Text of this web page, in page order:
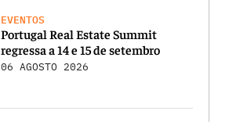
EVENTOS
Portugal Real Estate Summit
regressa a 14 e 15 de setembro
06 AGOSTO 2026